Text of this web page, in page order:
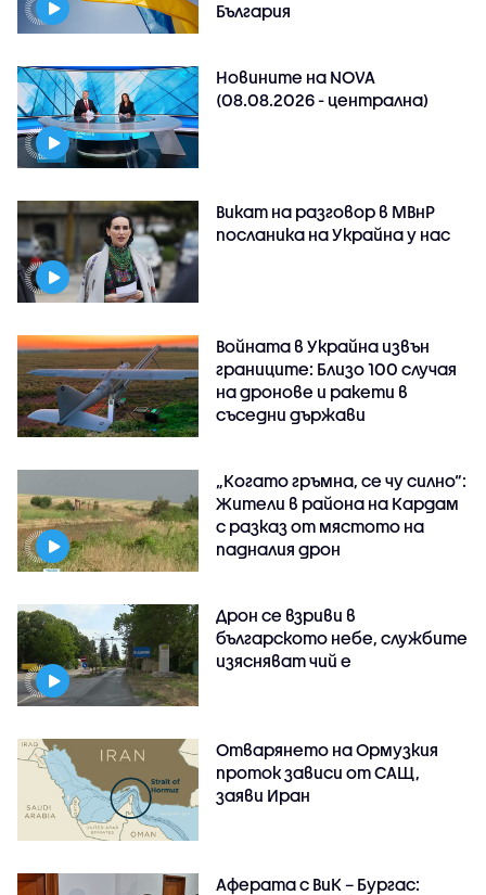
България
Новините на NOVA
(08.08.2026 - централна)
Викат на разговор в МВнР
посланика на Украйна у нас
Войната в Украйна извън
границите: Близо 100 случая
на дронове и ракети в
съседни държави
„Когато гръмна, се чу силно“:
Жители в района на Кардам
с разказ от мястото на
падналия дрон
Дрон се взриви в
българското небе, службите
изясняват чий е
Отварянето на Ормузкия
проток зависи от САЩ,
заяви Иран
Аферата с ВиК – Бургас: